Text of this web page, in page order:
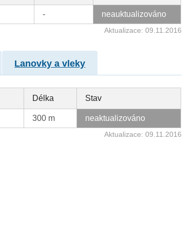
- neauktualizováno
Aktualizace: 09.11.2016
Lanovky a vleky
Délka Stav
300 m neaktualizováno
Aktualizace: 09.11.2016